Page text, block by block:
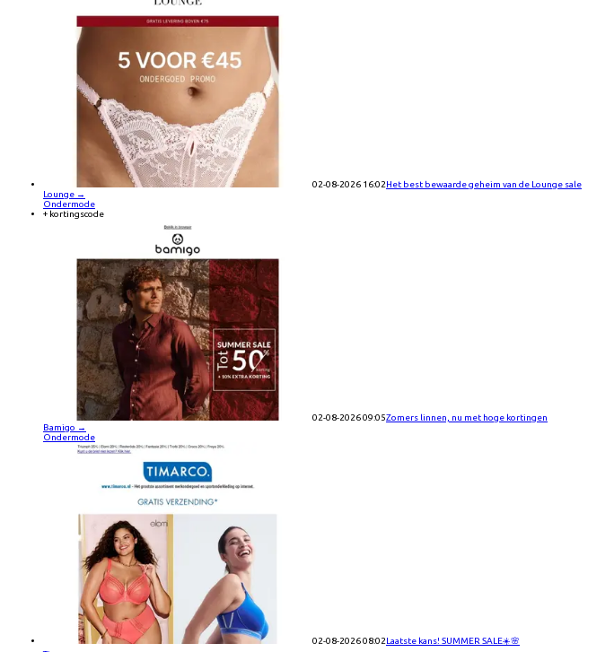
02-08-2026 16:02Het best bewaarde geheim van de Lounge sale
Lounge →
Ondermode
+ kortingscode
02-08-2026 09:05Zomers linnen, nu met hoge kortingen
Bamigo →
Ondermode
02-08-2026 08:02Laatste kans! SUMMER SALE☀️🌸